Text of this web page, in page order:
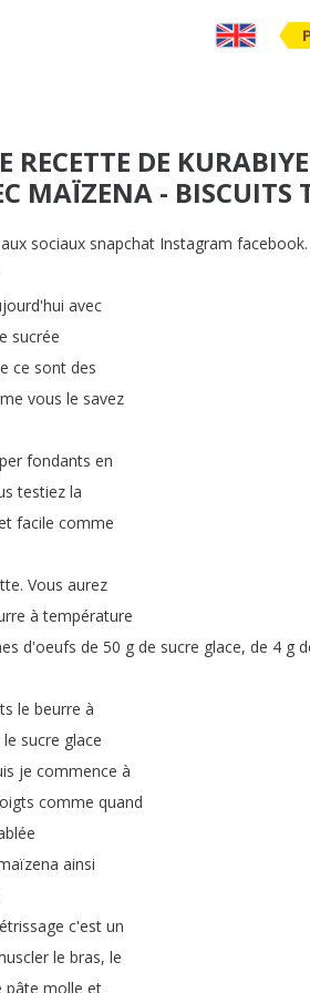
RECETTE DE
MAÏZENA - BISCUITS
sociaux snapchat Instagram facebook.
avec
sucrée
ce sont des
vous le savez
fondants en
testiez la
facile comme
. Vous aurez
à température
d'oeufs de 50 g de sucre glace, de 4 g
le beurre à
le sucre glace
je commence à
comme quand
ainsi
c'est un
le bras, le
pâte molle et